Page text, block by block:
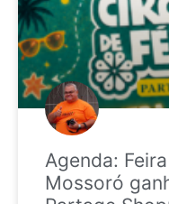
Agenda:
Mossoró